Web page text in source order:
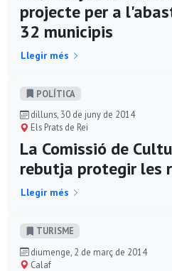
projecte per a
32 municipis
Llegir més
POLÍ­TICA
dilluns, 30 de juny de 2014
Els Prats de Rei
La Comissió de
rebutja protegir les
Llegir més
TURISME
diumenge, 2 de març de 2014
Calaf